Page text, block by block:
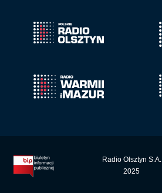
Radio Olsztyn S.A.
2025